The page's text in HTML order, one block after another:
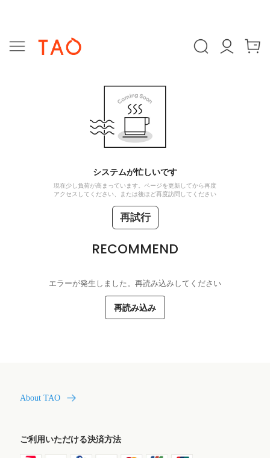
システムが忙しいです
現在少し負荷が高まっています。ページを更新してから再度
アクセスしてください、または後ほど再度訪問してください
再試行
RECOMMEND
エラーが発生しました。再読み込みしてください
再読み込み
About TAO
ご利用いただける決済方法